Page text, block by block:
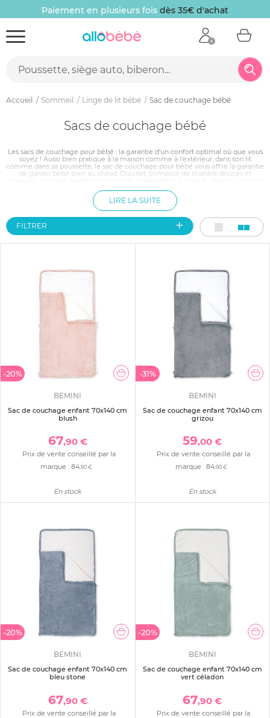
Paiement en plusieurs fois dès 35€ d'achat
Accueil Sommeil Linge de lit bébé Sac de couchage bébé
Sacs de couchage bébé
Les sacs de couchage pour bébé : la garantie d'un confort optimal où que vous
soyez ! Aussi bien pratique à la maison comme à l'extérieur, dans son lit
comme dans sa poussette, le sac de couchage pour bébé vous offre la garantie
de garder bébé bien au chaud. Douillet, composé de matière douces et
motifs divers et variés , le sac de couchage pour bébé deviendra vite votre
accessoire indispensable !
LIRE LA SUITE
FILTRER
-20%
BEMINI
Sac de couchage enfant 70x140 cm
blush
67,90 €
Prix de vente conseillé par la
marque :84,90 €
En stock
-31%
BEMINI
Sac de couchage enfant 70x140 cm
grizou
59,00 €
Prix de vente conseillé par la
marque : 84,90 €
En stock
-20%
BEMINI
Sac de couchage enfant 70x140 cm
bleu stone
67,90 €
Prix de vente conseillé par la
-20%
BEMINI
Sac de couchage enfant 70x140 cm
vert céladon
67,90 €
Prix de vente conseillé par la